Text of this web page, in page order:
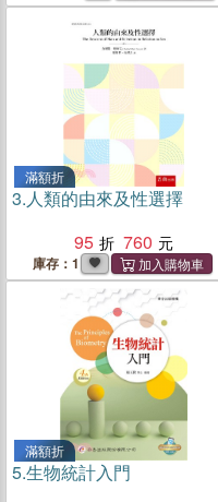
滿額折
3.人類的由來及性選擇
95
760
庫存：1
滿額折
5.生物統計入門